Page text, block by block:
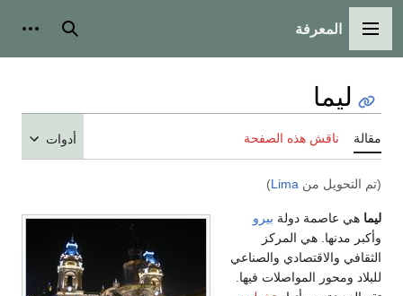
القائمة الرئيسية
المعرفة بحث
ليما
مقالة ناقش هذه الصفحة أدوات
(تم التحويل من Lima
)
ليما هي عاصمة دولة بيرو
وأكبر مدنها. هي المركز
الثقافي والاقتصادي والصناعي
للبلاد ومحور المواصلات فيها.